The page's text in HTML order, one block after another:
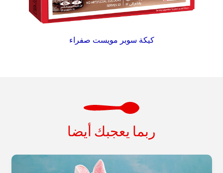
كيكة سوبر مويست صفراء
ربما يعجبك أيضا